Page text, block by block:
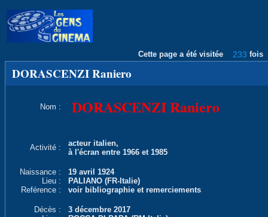
Cette page a été visitée 233 fois
DORASCENZI Raniero
Nom : DORASCENZI Raniero
Activité :
acteur italien,
à l'écran entre 1966 et 1985
Naissance :
19 avril 1924
Lieu :
PALIANO (FR-Italie)
Reférence :
voir bibliographie et remerciements
Décès :
3 décembre 2017